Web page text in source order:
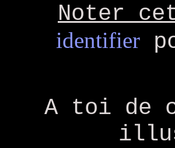
Noter
identifier
A toi de